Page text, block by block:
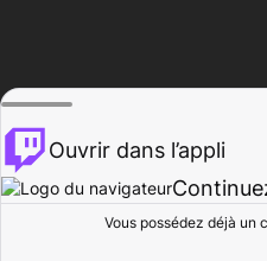
Ouvrir dans l’appli
Vous possédez déjà un